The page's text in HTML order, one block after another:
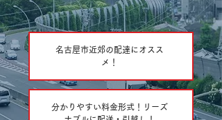
名古屋市近郊の配達にオスス
メ！
分かりやすい料金形式！リーズ